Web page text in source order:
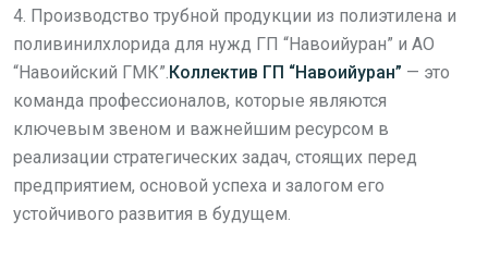
4. Производство трубной продукции из полиэтилена и
поливинилхлорида для нужд ГП “Навоийуран” и АО
“Навоийский ГМК”.Коллектив ГП “Навоийуран” — это
команда профессионалов, которые являются
ключевым звеном и важнейшим ресурсом в
реализации стратегических задач, стоящих перед
предприятием, основой успеха и залогом его
устойчивого развития в будущем.